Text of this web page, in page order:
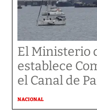
El Ministerio
establece
el Canal de
NACIONAL